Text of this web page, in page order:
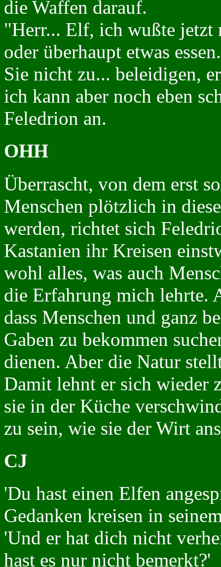
die Waffen darauf.
"Herr... Elf, ich wußte jetzt
oder überhaupt etwas
Sie nicht zu... beleidigen,
ich kann aber noch eben
Feledrion an.
OHH
Überrascht, von dem erst
Menschen plötzlich in
werden, richtet sich
Kastanien ihr Kreisen
wohl alles, was auch
die Erfahrung mich lehrte.
dass Menschen und ganz
Gaben zu bekommen
dienen. Aber die Natur
Damit lehnt er sich wieder
sie in der Küche
zu sein, wie sie der Wirt
CJ
'Du hast einen Elfen
Gedanken kreisen in
'Und er hat dich nicht
hast es nur nicht bemerkt?'